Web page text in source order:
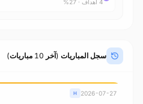
4 أهداف · 27%
سجل المباريات (آخر 10 مباريات)
2026-07-27
H